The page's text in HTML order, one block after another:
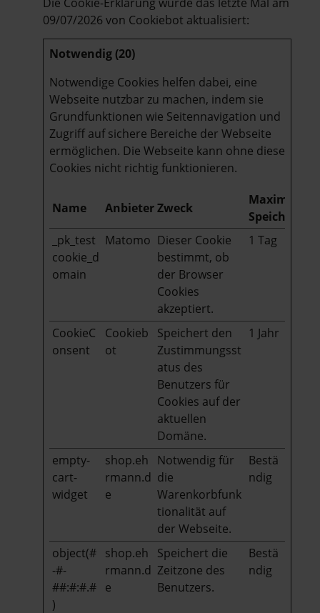
09/07/2026 von Cookiebot aktualisiert:
Notwendig (20)
Notwendige Cookies helfen dabei, eine
Webseite nutzbar zu machen, indem sie
Grundfunktionen wie Seitennavigation und
Zugriff auf sichere Bereiche der Webseite
ermöglichen. Die Webseite kann ohne diese
Cookies nicht richtig funktionieren.
Name AnbieterZweck
Maximale
_pk_test
cookie_d
omain
Matomo Dieser Cookie
bestimmt, ob
der Browser
Cookies
akzeptiert.
1 Tag
CookieC
onsent
Cookieb
ot
Speichert den
Zustimmungsst
atus des
Benutzers für
Cookies auf der
aktuellen
Domäne.
1 Jahr
empty-
cart-
widget
shop.eh
rmann.d
e
Notwendig für
die
Warenkorbfunk
tionalität auf
der Webseite.
Bestä
ndig
object(#
-#-
##:#:#.#
)
shop.eh
rmann.d
e
Speichert die
Zeitzone des
Benutzers.
Bestä
ndig